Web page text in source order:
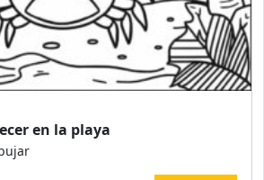
en la playa